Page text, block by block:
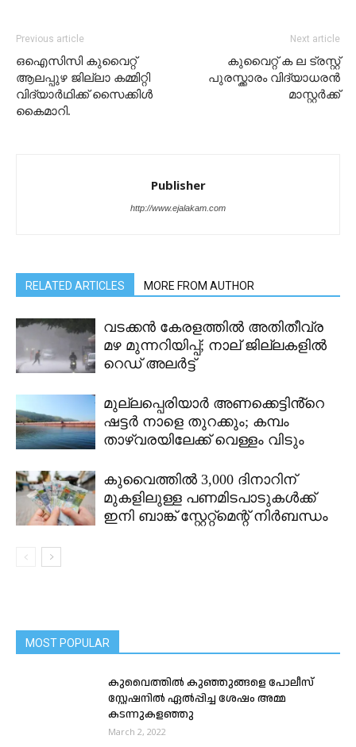
Previous article
ഒഐസിസി കുവൈറ്റ്
ആലപ്പുഴ ജില്ലാ കമ്മിറ്റി
വിദ്യാർഥിക്ക് സൈക്കിൾ
കൈമാറി.
Next article
കുവൈറ്റ് ക ല ട്രസ്റ്റ്
പുരസ്ക്കാരം വിദ്യാധരൻ
മാസ്റ്റർക്ക്
Publisher
http://www.ejalakam.com
RELATED ARTICLES MORE FROM AUTHOR
വടക്കൻ കേരളത്തിൽ അതിതീവ്ര
മഴ മുന്നറിയിപ്പ്; നാല് ജില്ലകളിൽ
റെഡ് അലർട്ട്
മുല്ലപ്പെരിയാർ അണക്കെട്ടിൻ്റെ
ഷട്ടർ നാളെ തുറക്കും; കമ്പം
താഴ്വരയിലേക്ക് വെള്ളം വിടും
കുവൈത്തിൽ 3,000 ദിനാറിന്
മുകളിലുള്ള പണമിടപാടുകൾക്ക്
ഇനി ബാങ്ക് സ്റ്റേറ്റ്മെന്റ് നിർബന്ധം
MOST POPULAR
കുവൈത്തിൽ കുഞ്ഞുങ്ങളെ പോലീസ്
സ്റ്റേഷനിൽ ഏൽപ്പിച്ച ശേഷം അമ്മ
കടന്നുകളഞ്ഞു
March 2, 2022